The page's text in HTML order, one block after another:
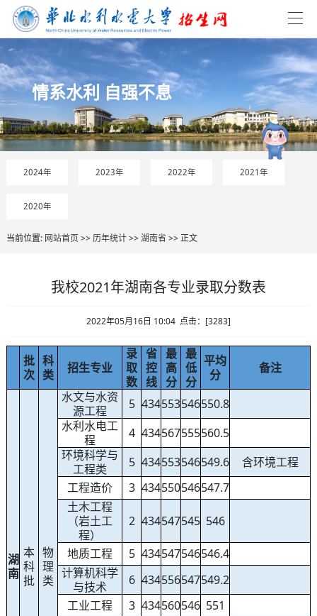
情系水利 自强不息
2024年 2023年 2022年 2021年
2020年
当前位置: 网站首页>>历年统计>>湖南省 >> 正文
我校2021年湖南各专业录取分数表
2022年05月16日 10:04 点击：[3283]
批
次
科
类
招生专业
录
取
数
省
控
线
最
高
分
最
低
分
平均
分
备注
湖
南
本
科
批
物
理
类
水文与水资
源工程
5 434553546550.8
水利水电工
程
4 434567555560.5
环境科学与
工程类
5 434553546549.6
含环境工程
工程造价
3 434550546547.7
土木工程
（岩土工
程）
2 434547545 546
地质工程 5 434547546546.4
计算机科学
与技术
6 434556547549.2
工业工程
3 434560546 551